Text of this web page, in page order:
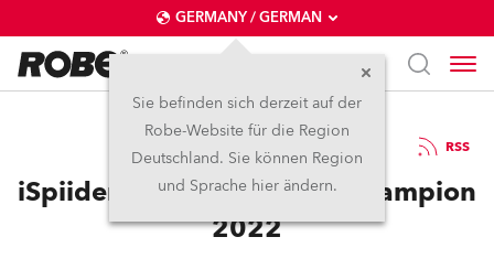
GERMANY / GERMAN
Sie befinden sich derzeit auf der
Robe-Website für die Region
Deutschland. Sie können Region
und Sprache hier ändern.
2.9.2022 RSS
iSpiider ist der Dschungelchampion
2022